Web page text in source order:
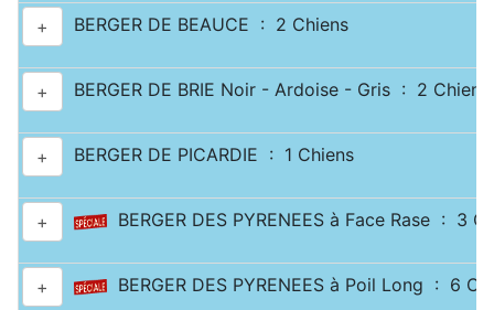
+ BERGER DE BEAUCE : 2 Chiens
+ BERGER DE BRIE Noir - Ardoise - Gris : 2 Chiens
+ BERGER DE PICARDIE : 1 Chiens
+ BERGER DES PYRENEES à Face Rase : 3
+ BERGER DES PYRENEES à Poil Long : 6